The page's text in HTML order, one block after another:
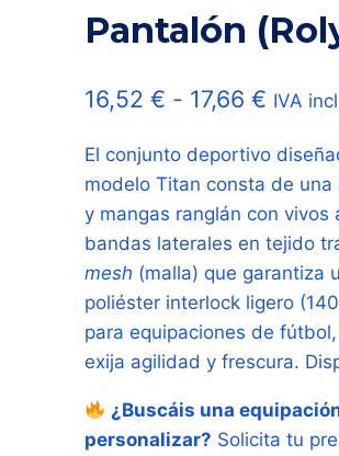
Pantalón
16,52 € - 17,66 € Rango
desde
16,52
hasta
17,66 €
IVA
El conjunto deportivo
modelo Titan consta de
y mangas ranglán con
bandas laterales en tejido
mesh (malla) que garantiza
poliéster interlock ligero
para equipaciones de
exija agilidad y frescura.
¿Buscáis una
personalizar? Solicita tu